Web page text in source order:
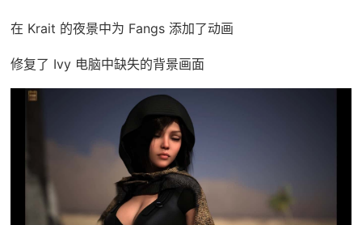
在 Krait 的夜景中为 Fangs 添加了动画
修复了 Ivy 电脑中缺失的背景画面